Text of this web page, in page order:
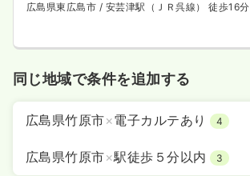
広島県東広島市 / 安芸津駅（ＪＲ呉線） 徒歩16分
同じ地域で条件を追加する
広島県竹原市×電子カルテあり 4
広島県竹原市×駅徒歩５分以内 3